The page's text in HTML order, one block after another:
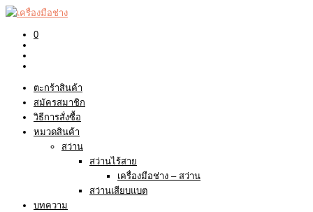
0
ตะกร้าสินค้า
สมัครสมาชิก
วิธีการสั่งซื้อ
หมวดสินค้า
สว่าน
สว่านไร้สาย
เครื่องมือช่าง – สว่าน
สว่านเสียบแบต
บทความ